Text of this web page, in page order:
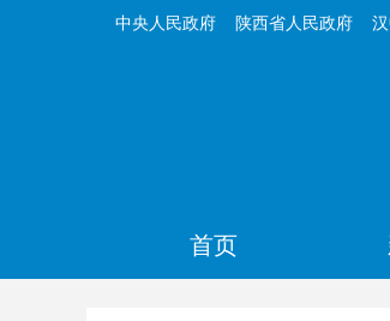
中央人民政府 陕西省人民政府
首页